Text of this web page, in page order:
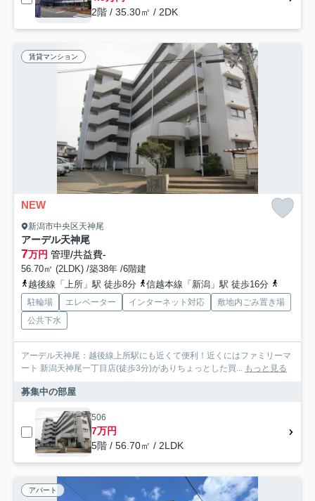
2階 / 35.30㎡ / 2DK
賃貸マンション
NEW
新潟市中央区天神尾
アーデル天神尾
7万円 管理/共益費-
56.70㎡ (2LDK) /築38年 /6階建
越後線「上所」駅 徒歩8分
信越本線「新潟」駅 徒歩16分
駐輪場 エレベーター インターネット対応
敷地内ごみ置き場
公共下水
アーデル天神尾：越後線上所駅にも近くて便利！近くにはファミリーマ
ート 新潟天神尾一丁目店(徒歩3分)がありちょっとした買... もっと見る
募集中の部屋
506
7万円
5階 / 56.70㎡ / 2LDK
アパート